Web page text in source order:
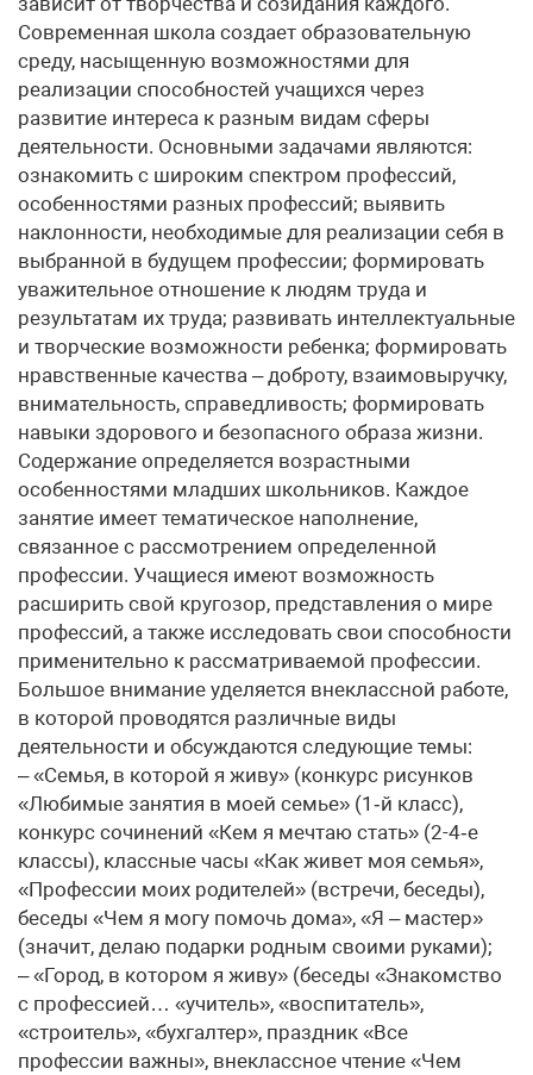
Современная школа создает образовательную
среду, насыщенную возможностями для
реализации способностей учащихся через
развитие интереса к разным видам сферы
деятельности. Основными задачами являются:
ознакомить с широким спектром профессий,
особенностями разных профессий; выявить
наклонности, необходимые для реализации себя в
выбранной в будущем профессии; формировать
уважительное отношение к людям труда и
результатам их труда; развивать интеллектуальные
и творческие возможности ребенка; формировать
нравственные качества – доброту, взаимовыручку,
внимательность, справедливость; формировать
навыки здорового и безопасного образа жизни.
Содержание определяется возрастными
особенностями младших школьников. Каждое
занятие имеет тематическое наполнение,
связанное с рассмотрением определенной
профессии. Учащиеся имеют возможность
расширить свой кругозор, представления о мире
профессий, а также исследовать свои способности
применительно к рассматриваемой профессии.
Большое внимание уделяется внеклассной работе,
в которой проводятся различные виды
деятельности и обсуждаются следующие темы:
– «Семья, в которой я живу» (конкурс рисунков
«Любимые занятия в моей семье» (1‑й класс),
конкурс сочинений «Кем я мечтаю стать» (2-4‑е
классы), классные часы «Как живет моя семья»,
«Профессии моих родителей» (встречи, беседы),
беседы «Чем я могу помочь дома», «Я – мастер»
(значит, делаю подарки родным своими руками);
– «Город, в котором я живу» (беседы «Знакомство
с профессией… «учитель», «воспитатель»,
«строитель», «бухгалтер», праздник «Все
профессии важны», внеклассное чтение «Чем